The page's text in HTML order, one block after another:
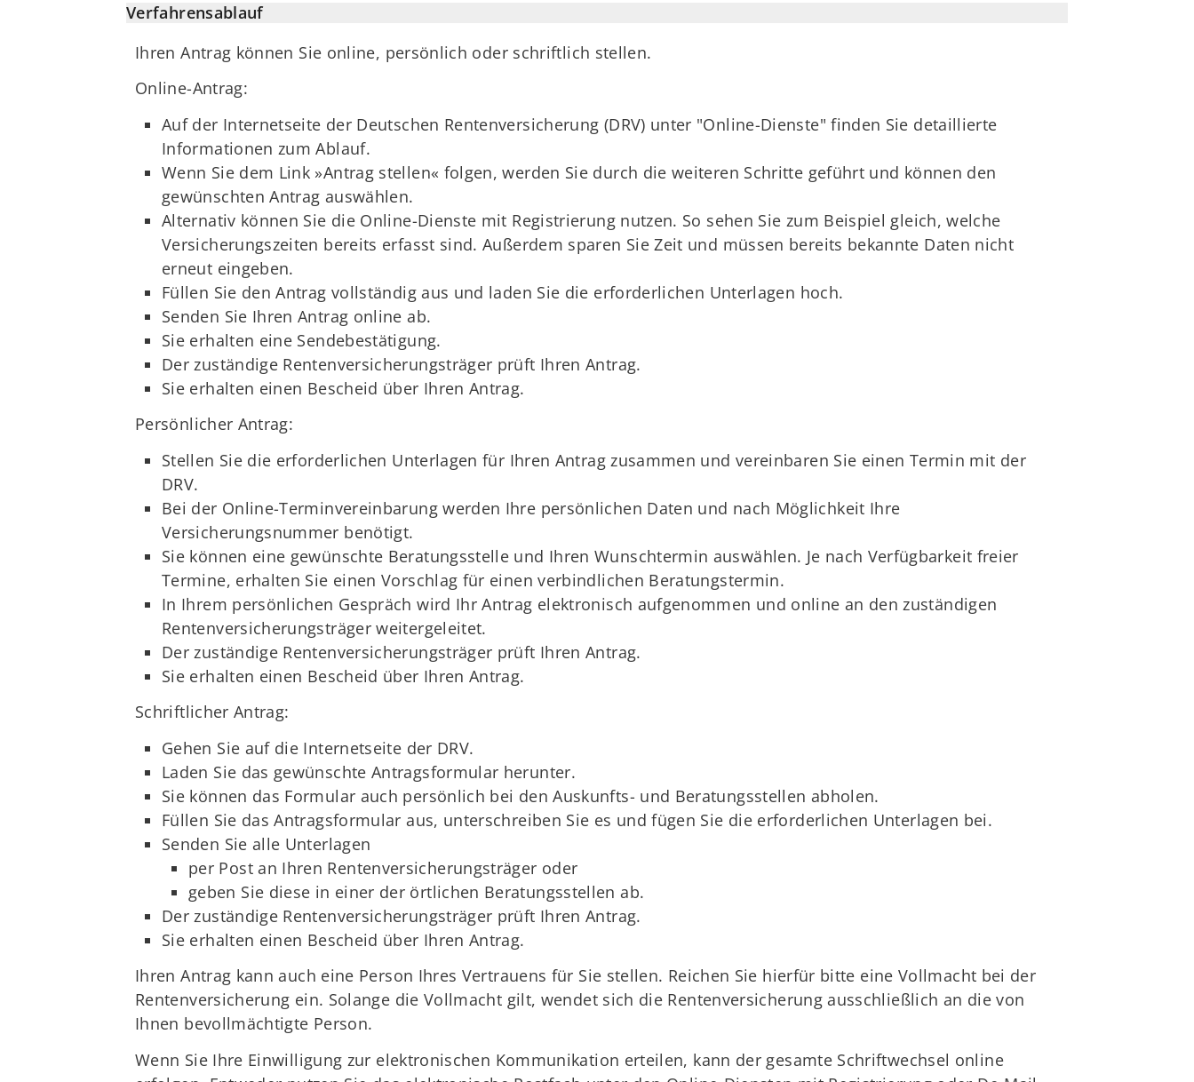
Verfahrensablauf
Ihren Antrag können Sie online, persönlich oder schriftlich stellen.
Online-Antrag:
Auf der Internetseite der Deutschen Rentenversicherung (DRV) unter "Online-Dienste" finden Sie detaillierte
Informationen zum Ablauf.
Wenn Sie dem Link »Antrag stellen« folgen, werden Sie durch die weiteren Schritte geführt und können den
gewünschten Antrag auswählen.
Alternativ können Sie die Online-Dienste mit Registrierung nutzen. So sehen Sie zum Beispiel gleich, welche
Versicherungszeiten bereits erfasst sind. Außerdem sparen Sie Zeit und müssen bereits bekannte Daten nicht
erneut eingeben.
Füllen Sie den Antrag vollständig aus und laden Sie die erforderlichen Unterlagen hoch.
Senden Sie Ihren Antrag online ab.
Sie erhalten eine Sendebestätigung.
Der zuständige Rentenversicherungsträger prüft Ihren Antrag.
Sie erhalten einen Bescheid über Ihren Antrag.
Persönlicher Antrag:
Stellen Sie die erforderlichen Unterlagen für Ihren Antrag zusammen und vereinbaren Sie einen Termin mit der
DRV.
Bei der Online-Terminvereinbarung werden Ihre persönlichen Daten und nach Möglichkeit Ihre
Versicherungsnummer benötigt.
Sie können eine gewünschte Beratungsstelle und Ihren Wunschtermin auswählen. Je nach Verfügbarkeit freier
Termine, erhalten Sie einen Vorschlag für einen verbindlichen Beratungstermin.
In Ihrem persönlichen Gespräch wird Ihr Antrag elektronisch aufgenommen und online an den zuständigen
Rentenversicherungsträger weitergeleitet.
Der zuständige Rentenversicherungsträger prüft Ihren Antrag.
Sie erhalten einen Bescheid über Ihren Antrag.
Schriftlicher Antrag:
Gehen Sie auf die Internetseite der DRV.
Laden Sie das gewünschte Antragsformular herunter.
Sie können das Formular auch persönlich bei den Auskunfts­- und Beratungsstellen abholen.
Füllen Sie das Antragsformular aus, unterschreiben Sie es und fügen Sie die erforderlichen Unterlagen bei.
Senden Sie alle Unterlagen
per Post an Ihren Rentenversicherungsträger oder
geben Sie diese in einer der örtlichen Beratungsstellen ab.
Der zuständige Rentenversicherungsträger prüft Ihren Antrag.
Sie erhalten einen Bescheid über Ihren Antrag.
Ihren Antrag kann auch eine Person Ihres Vertrauens für Sie stellen. Reichen Sie hierfür bitte eine Vollmacht bei der
Rentenversicherung ein. Solange die Vollmacht gilt, wendet sich die Rentenversicherung ausschließlich an die von
Ihnen bevollmächtigte Person.
Wenn Sie Ihre Einwilligung zur elektronischen Kommunikation erteilen, kann der gesamte Schriftwechsel online